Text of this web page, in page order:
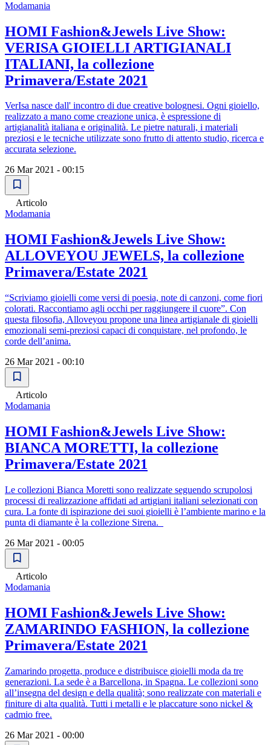
Modamania
HOMI Fashion&Jewels Live Show:
VERISA GIOIELLI ARTIGIANALI
ITALIANI, la collezione
Primavera/Estate 2021
VerIsa nasce dall' incontro di due creative bolognesi. Ogni gioiello,
realizzato a mano come creazione unica, è espressione di
artigianalità italiana e originalità. Le pietre naturali, i materiali
preziosi e le tecniche utilizzate sono frutto di attento studio, ricerca e
accurata selezione.
26 Mar 2021 - 00:15
Articolo
Modamania
HOMI Fashion&Jewels Live Show:
ALLOVEYOU JEWELS, la collezione
Primavera/Estate 2021
“Scriviamo gioielli come versi di poesia, note di canzoni, come fiori
colorati. Raccontiamo agli occhi per raggiungere il cuore”. Con
questa filosofia, Alloveyou propone una linea artigianale di gioielli
emozionali semi-preziosi capaci di conquistare, nel profondo, le
corde dell’anima.
26 Mar 2021 - 00:10
Articolo
Modamania
HOMI Fashion&Jewels Live Show:
BIANCA MORETTI, la collezione
Primavera/Estate 2021
Le collezioni Bianca Moretti sono realizzate seguendo scrupolosi
processi di realizzazione affidati ad artigiani italiani selezionati con
cura. La fonte di ispirazione dei suoi gioielli è l’ambiente marino e la
punta di diamante è la collezione Sirena.
26 Mar 2021 - 00:05
Articolo
Modamania
HOMI Fashion&Jewels Live Show:
ZAMARINDO FASHION, la collezione
Primavera/Estate 2021
Zamarindo progetta, produce e distribuisce gioielli moda da tre
generazioni. La sede è a Barcellona, in Spagna. Le collezioni sono
all’insegna del design e della qualità; sono realizzate con materiali e
finiture di alta qualità. Tutti i metalli e le placcature sono nickel &
cadmio free.
26 Mar 2021 - 00:00